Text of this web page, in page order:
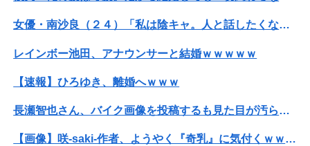
女優・南沙良（２４）「私は陰キャ。人と話したくないので家に引きこもってPCでアニメを観ていたい」
レインボー池田、アナウンサーと結婚ｗｗｗｗｗ
【速報】ひろゆき、離婚へｗｗｗ
長瀬智也さん、バイク画像を投稿するも見た目が汚らしいとネットの女性たちから批判…謝罪
【画像】咲-saki-作者、ようやく『奇乳』に気付くｗｗｗｗ